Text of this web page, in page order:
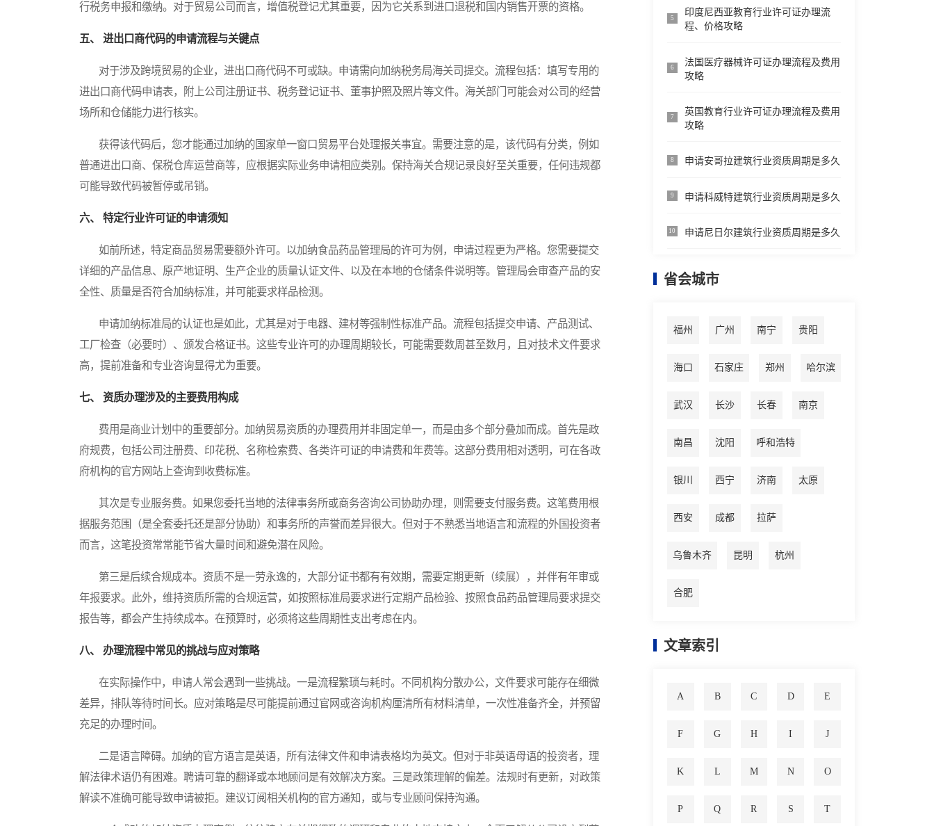
行税务申报和缴纳。对于贸易公司而言，增值税登记尤其重要，因为它关系到进口退税和国内销售开票的资格。
五、 进出口商代码的申请流程与关键点
对于涉及跨境贸易的企业，进出口商代码不可或缺。申请需向加纳税务局海关司提交。流程包括：填写专用的
进出口商代码申请表，附上公司注册证书、税务登记证书、董事护照及照片等文件。海关部门可能会对公司的经营
场所和仓储能力进行核实。
获得该代码后，您才能通过加纳的国家单一窗口贸易平台处理报关事宜。需要注意的是，该代码有分类，例如
普通进出口商、保税仓库运营商等，应根据实际业务申请相应类别。保持海关合规记录良好至关重要，任何违规都
可能导致代码被暂停或吊销。
六、 特定行业许可证的申请须知
如前所述，特定商品贸易需要额外许可。以加纳食品药品管理局的许可为例，申请过程更为严格。您需要提交
详细的产品信息、原产地证明、生产企业的质量认证文件、以及在本地的仓储条件说明等。管理局会审查产品的安
全性、质量是否符合加纳标准，并可能要求样品检测。
申请加纳标准局的认证也是如此，尤其是对于电器、建材等强制性标准产品。流程包括提交申请、产品测试、
工厂检查（必要时）、颁发合格证书。这些专业许可的办理周期较长，可能需要数周甚至数月，且对技术文件要求
高，提前准备和专业咨询显得尤为重要。
七、 资质办理涉及的主要费用构成
费用是商业计划中的重要部分。加纳贸易资质的办理费用并非固定单一，而是由多个部分叠加而成。首先是政
府规费，包括公司注册费、印花税、名称检索费、各类许可证的申请费和年费等。这部分费用相对透明，可在各政
府机构的官方网站上查询到收费标准。
其次是专业服务费。如果您委托当地的法律事务所或商务咨询公司协助办理，则需要支付服务费。这笔费用根
据服务范围（是全套委托还是部分协助）和事务所的声誉而差异很大。但对于不熟悉当地语言和流程的外国投资者
而言，这笔投资常常能节省大量时间和避免潜在风险。
第三是后续合规成本。资质不是一劳永逸的，大部分证书都有有效期，需要定期更新（续展），并伴有年审或
年报要求。此外，维持资质所需的合规运营，如按照标准局要求进行定期产品检验、按照食品药品管理局要求提交
报告等，都会产生持续成本。在预算时，必须将这些周期性支出考虑在内。
八、 办理流程中常见的挑战与应对策略
在实际操作中，申请人常会遇到一些挑战。一是流程繁琐与耗时。不同机构分散办公，文件要求可能存在细微
差异，排队等待时间长。应对策略是尽可能提前通过官网或咨询机构厘清所有材料清单，一次性准备齐全，并预留
充足的办理时间。
二是语言障碍。加纳的官方语言是英语，所有法律文件和申请表格均为英文。但对于非英语母语的投资者，理
解法律术语仍有困难。聘请可靠的翻译或本地顾问是有效解决方案。三是政策理解的偏差。法规时有更新，对政策
解读不准确可能导致申请被拒。建议订阅相关机构的官方通知，或与专业顾问保持沟通。
5
印度尼西亚教育行业许可证办理流
程、价格攻略
6
法国医疗器械许可证办理流程及费用
攻略
7
英国教育行业许可证办理流程及费用
攻略
8 申请安哥拉建筑行业资质周期是多久
9 申请科威特建筑行业资质周期是多久
10 申请尼日尔建筑行业资质周期是多久
省会城市
福州 广州 南宁 贵阳
海口 石家庄 郑州 哈尔滨
武汉 长沙 长春 南京
南昌 沈阳 呼和浩特
银川 西宁 济南 太原
西安 成都 拉萨
乌鲁木齐 昆明 杭州
合肥
文章索引
A B C D E
F G H I J
K L M N O
P Q R S T